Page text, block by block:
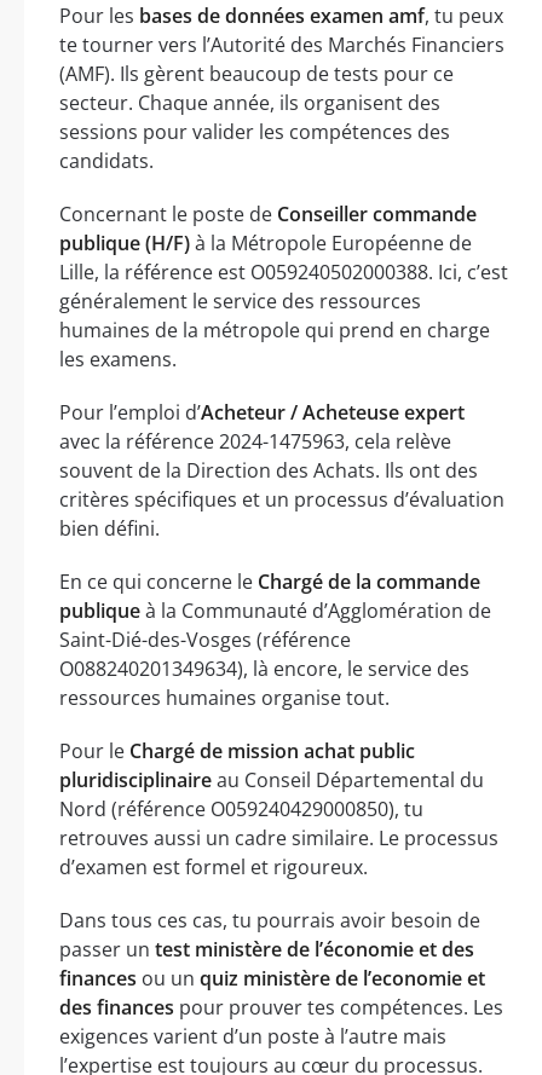
Pour les bases de données examen amf, tu peux
te tourner vers l’Autorité des Marchés Financiers
(AMF). Ils gèrent beaucoup de tests pour ce
secteur. Chaque année, ils organisent des
sessions pour valider les compétences des
candidats.
Concernant le poste de Conseiller commande
publique (H/F)à la Métropole Européenne de
Lille, la référence est O059240502000388. Ici, c’est
généralement le service des ressources
humaines de la métropole qui prend en charge
les examens.
Pour l’emploi d’Acheteur / Acheteuse expert
avec la référence 2024-1475963, cela relève
souvent de la Direction des Achats. Ils ont des
critères spécifiques et un processus d’évaluation
bien défini.
En ce qui concerne le Chargé de la commande
publiqueà la Communauté d’Agglomération de
Saint-Dié-des-Vosges (référence
O088240201349634), là encore, le service des
ressources humaines organise tout.
Pour le Chargé de mission achat public
pluridisciplinaireau Conseil Départemental du
Nord (référence O059240429000850), tu
retrouves aussi un cadre similaire. Le processus
d’examen est formel et rigoureux.
Dans tous ces cas, tu pourrais avoir besoin de
passer un test ministère de l’économie et des
finances ou un quiz ministère de l’economie et
des finances pour prouver tes compétences. Les
exigences varient d’un poste à l’autre mais
l’expertise est toujours au cœur du processus.